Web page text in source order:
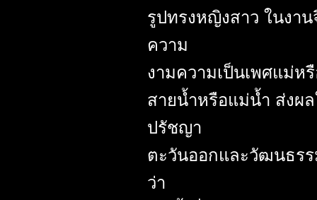
รูปทรงหญิงสาว ในงา
ความ
งามความเป็นเพศแม่ห
สายน้ำหรือแม่น้ำ ส่งผ
ปรัชญา
ตะวันออกและวัฒนธรร
ว่า